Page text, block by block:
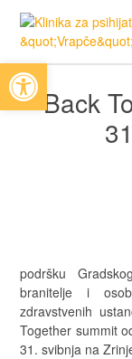
Open toolbar
Back
podršku
branitelje i
zdravstvenih
Together summit
31. svibnja na